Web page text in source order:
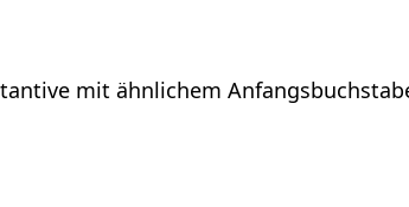
mit ähnlichem